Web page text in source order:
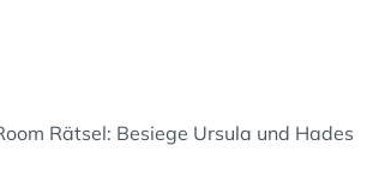
Rätsel: Besiege Ursula und Hades